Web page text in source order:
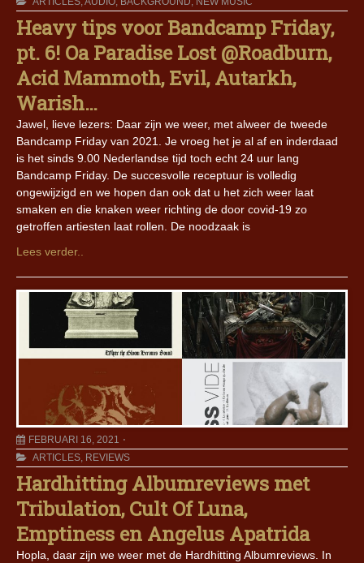
Heavy tips voor Bandcamp Friday,
pt. 6! Oa Paradise Lost @Roadburn,
Acid Mammoth, Evil, Autarkh,
Warish…
Jawel, lieve lezers: Daar zijn we weer, met alweer de tweede
Bandcamp Friday van 2021. Je vroeg het je al af en inderdaad
is het sinds 9.00 Nederlandse tijd toch echt 24 uur lang
Bandcamp Friday. De succesvolle receptuur is volledig
ongewijzigd en we hopen dan ook dat u het zich weer laat
smaken en die knaken weer richting de door covid-19 zo
getroffen artiesten laat rollen. De noodzaak is
Lees verder..
FEBRUARI 16, 2021
ARTICLES, REVIEWS
Hardhitting Albumreviews met
Tribulation, Cult Of Luna,
Emptiness en Angelus Apatrida
Hopla, daar zijn we weer met de Hardhitting Albumreviews. In